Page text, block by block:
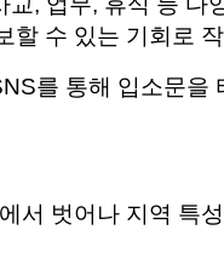
할 수 있는 기회로
를 통해 입소문
벗어나 지역 특